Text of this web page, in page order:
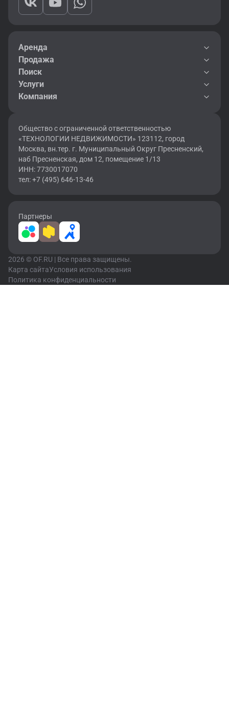
Аренда
Продажа
Поиск
Услуги
Компания
Общество с ограниченной ответственностью
«ТЕХНОЛОГИИ НЕДВИЖИМОСТИ» 123112, город
Москва, вн.тер. г. Муниципальный Округ Пресненский,
наб Пресненская, дом 12, помещение 1/13
ИНН: 7730017070
тел: +7 (495) 646-13-46
Партнеры
2026 © OF.RU | Все права защищены.
Карта сайтаУсловия использования
Политика конфиденциальности